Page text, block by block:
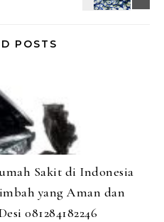
POSTS
Sakit di Indonesia
yang Aman dan
081284182246